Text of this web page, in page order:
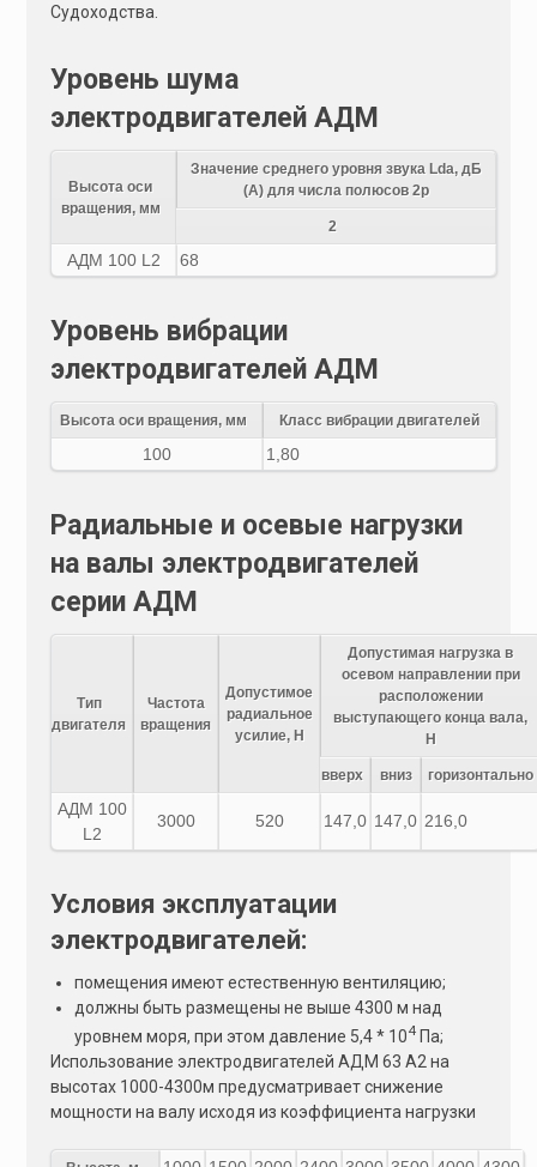
Судоходства.
Уровень шума
электродвигателей АДМ
Высота оси
вращения, мм
Значение среднего уровня звука Lda, дБ
(А) для числа полюсов 2р
2
АДМ 100 L2 68
Уровень вибрации
электродвигателей АДМ
Высота оси вращения, мм Класс вибрации двигателей
100 1,80
Радиальные и осевые нагрузки
на валы электродвигателей
серии АДМ
Тип
двигателя
Частота
вращения
Допустимое
радиальное
усилие, Н
Допустимая нагрузка в
осевом направлении при
расположении
выступающего конца вала,
Н
вверх вниз горизонтально
АДМ 100
L2
3000 520 147,0 147,0 216,0
Условия эксплуатации
электродвигателей:
помещения имеют естественную вентиляцию;
должны быть размещены не выше 4300 м над
уровнем моря, при этом давление 5,4 * 104 Па;
Использование электродвигателей АДМ 63 А2 на
высотах 1000-4300м предусматривает снижение
мощности на валу исходя из коэффициента нагрузки